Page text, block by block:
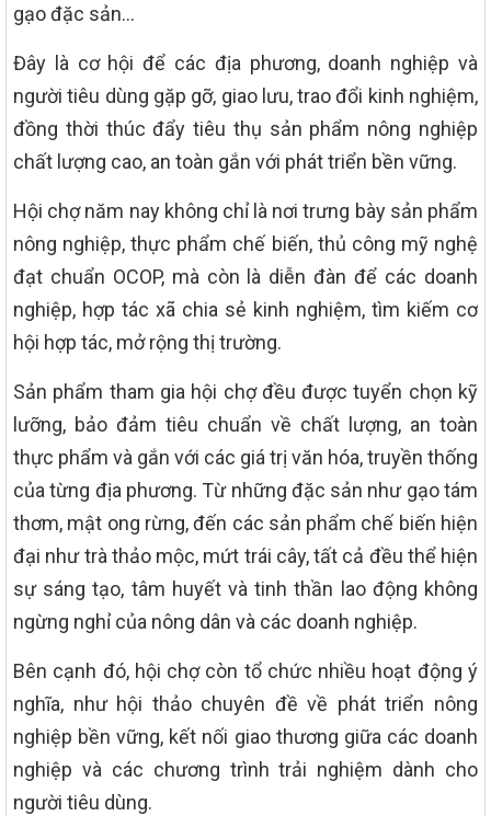
gạo đặc sản…
Đây là cơ hội để các địa phương, doanh nghiệp và
người tiêu dùng gặp gỡ, giao lưu, trao đổi kinh nghiệm,
đồng thời thúc đẩy tiêu thụ sản phẩm nông nghiệp
chất lượng cao, an toàn gắn với phát triển bền vững.
Hội chợ năm nay không chỉ là nơi trưng bày sản phẩm
nông nghiệp, thực phẩm chế biến, thủ công mỹ nghệ
đạt chuẩn OCOP, mà còn là diễn đàn để các doanh
nghiệp, hợp tác xã chia sẻ kinh nghiệm, tìm kiếm cơ
hội hợp tác, mở rộng thị trường.
Sản phẩm tham gia hội chợ đều được tuyển chọn kỹ
lưỡng, bảo đảm tiêu chuẩn về chất lượng, an toàn
thực phẩm và gắn với các giá trị văn hóa, truyền thống
của từng địa phương. Từ những đặc sản như gạo tám
thơm, mật ong rừng, đến các sản phẩm chế biến hiện
đại như trà thảo mộc, mứt trái cây, tất cả đều thể hiện
sự sáng tạo, tâm huyết và tinh thần lao động không
ngừng nghỉ của nông dân và các doanh nghiệp.
Bên cạnh đó, hội chợ còn tổ chức nhiều hoạt động ý
nghĩa, như hội thảo chuyên đề về phát triển nông
nghiệp bền vững, kết nối giao thương giữa các doanh
nghiệp và các chương trình trải nghiệm dành cho
người tiêu dùng.